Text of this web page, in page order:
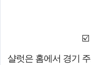
☑️
샬럿은 홈에서 경기